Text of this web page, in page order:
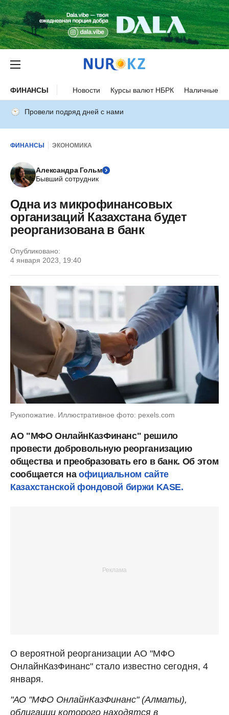
ФИНАНСЫ Новости Курсы валют НБРК Наличные
Провели подряд дней с нами
ФИНАНСЫ ЭКОНОМИКА
Александра Гольм
Бывший сотрудник
Одна из микрофинансовых
организаций Казахстана будет
реорганизована в банк
Опубликовано:
4 января 2023, 19:40
Рукопожатие. Иллюстративное фото: pexels.com
АО "МФО ОнлайнКазФинанс" решило
провести добровольную реорганизацию
общества и преобразовать его в банк. Об этом
сообщается наофициальном сайте
Казахстанской фондовой биржи KASE.
О вероятной реорганизации АО "МФО
ОнлайнКазФинанс" стало известно сегодня, 4
января.
"АО "МФО ОнлайнКазФинанс" (Алматы),
облигации которого находятся в